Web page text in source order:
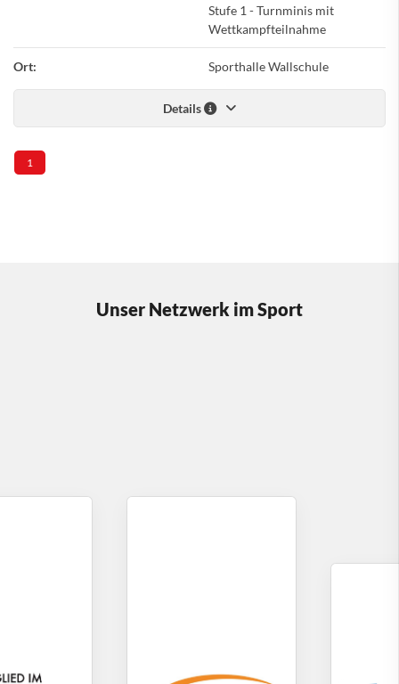
Stufe 1 - Turnminis mit
Wettkampfteilnahme
Ort: Sporthalle Wallschule
Details
1
Unser Netzwerk im Sport